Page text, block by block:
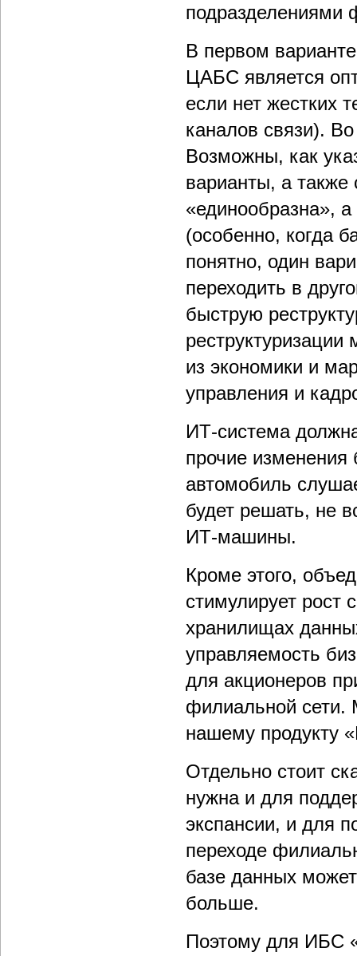
подразделениями
В первом
ЦАБС является
если нет жестких
каналов связи).
Возможны, как
варианты, а также
«единообразна»,
(особенно, когда
понятно, один
переходить в
быструю
из экономики и
управления и
ИТ-система
прочие изменения
автомобиль
будет решать, не
ИТ-машины.
Кроме этого,
стимулирует рост
хранилищах
управляемость
для акционеров
филиальной сети.
нашему продукту
Отдельно стоит
нужна и для
экспансии, и для
переходе
базе данных
больше.
Поэтому для ИБС